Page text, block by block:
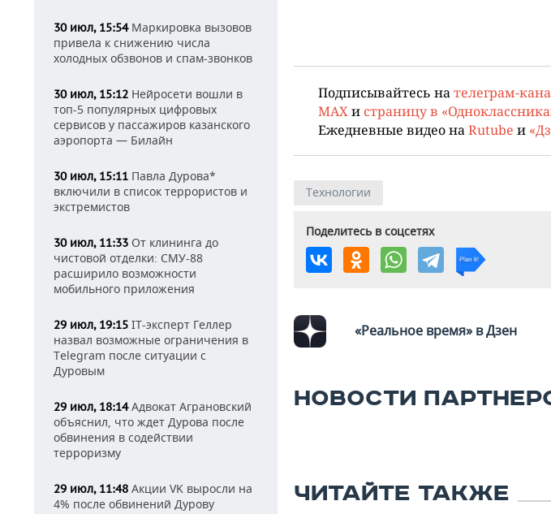
30 июл, 15:54Маркировка вызовов
привела к снижению числа
холодных обзвонов и спам-звонков
30 июл, 15:12 Нейросети вошли в
топ-5 популярных цифровых
сервисов у пассажиров казанского
аэропорта — Билайн
30 июл, 15:11 Павла Дурова*
включили в список террористов и
экстремистов
30 июл, 11:33 От клининга до
чистовой отделки: СМУ-88
расширило возможности
мобильного приложения
29 июл, 19:15 IT-эксперт Геллер
назвал возможные ограничения в
Telegram после ситуации с
Дуровым
29 июл, 18:14Адвокат Аграновский
объяснил, что ждет Дурова после
обвинения в содействии
терроризму
29 июл, 11:48 Акции VK выросли на
4% после обвинений Дурову
Подписывайтесь на телеграм-
MAX и страницу в
Ежедневные видео на Rutube и
Технологии
Поделитесь в соцсетях
«Реальное время» в Дзен
НОВОСТИ
ЧИТАЙТЕ ТАКЖЕ